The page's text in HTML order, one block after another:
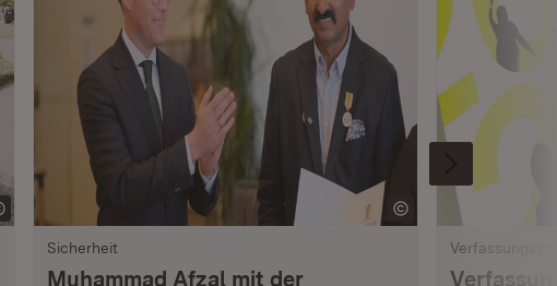
Sicherheit
Muhammad Afzal mit der